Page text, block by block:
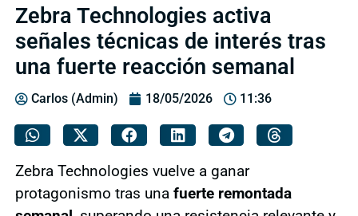
Zebra Technologies activa
señales técnicas de interés tras
una fuerte reacción semanal
Carlos (Admin) 18/05/2026 11:36
Zebra Technologies vuelve a ganar
protagonismo tras una fuerte remontada